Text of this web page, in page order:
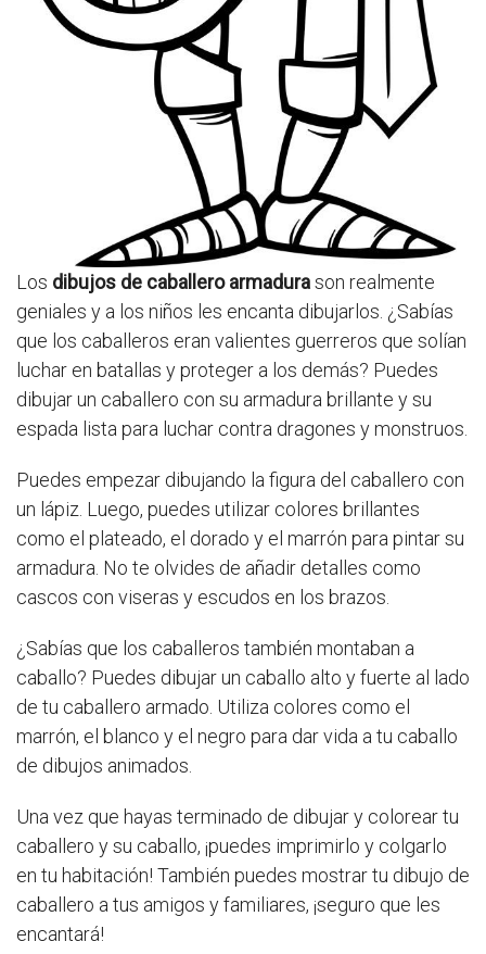
Los dibujos de caballero armadurason realmente
geniales y a los niños les encanta dibujarlos. ¿Sabías
que los caballeros eran valientes guerreros que solían
luchar en batallas y proteger a los demás? Puedes
dibujar un caballero con su armadura brillante y su
espada lista para luchar contra dragones y monstruos.
Puedes empezar dibujando la figura del caballero con
un lápiz. Luego, puedes utilizar colores brillantes
como el plateado, el dorado y el marrón para pintar su
armadura. No te olvides de añadir detalles como
cascos con viseras y escudos en los brazos.
¿Sabías que los caballeros también montaban a
caballo? Puedes dibujar un caballo alto y fuerte al lado
de tu caballero armado. Utiliza colores como el
marrón, el blanco y el negro para dar vida a tu caballo
de dibujos animados.
Una vez que hayas terminado de dibujar y colorear tu
caballero y su caballo, ¡puedes imprimirlo y colgarlo
en tu habitación! También puedes mostrar tu dibujo de
caballero a tus amigos y familiares, ¡seguro que les
encantará!